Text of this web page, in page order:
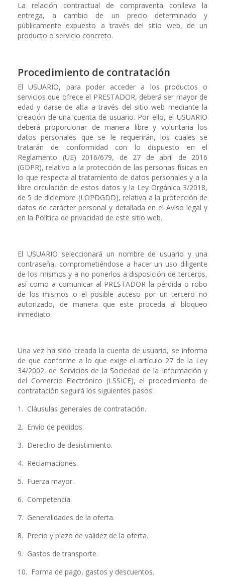
La relación contractual de compraventa conlleva la
entrega, a cambio de un precio determinado y
públicamente expuesto a través del sitio web, de un
producto o servicio concreto.
Procedimiento de contratación
El USUARIO, para poder acceder a los productos o
servicios que ofrece el PRESTADOR, deberá ser mayor de
edad y darse de alta a través del sitio web mediante la
creación de una cuenta de usuario. Por ello, el USUARIO
deberá proporcionar de manera libre y voluntaria los
datos personales que se le requerirán, los cuales se
tratarán de conformidad con lo dispuesto en el
Reglamento (UE) 2016/679, de 27 de abril de 2016
(GDPR), relativo a la protección de las personas físicas en
lo que respecta al tratamiento de datos personales y a la
libre circulación de estos datos y la Ley Orgánica 3/2018,
de 5 de diciembre (LOPDGDD), relativa a la protección de
datos de carácter personal y detallada en el Aviso legal y
en la Política de privacidad de este sitio web.
El USUARIO seleccionará un nombre de usuario y una
contraseña, comprometiéndose a hacer un uso diligente
de los mismos y a no ponerlos a disposición de terceros,
así como a comunicar al PRESTADOR la pérdida o robo
de los mismos o el posible acceso por un tercero no
autorizado, de manera que este proceda al bloqueo
inmediato.
Una vez ha sido creada la cuenta de usuario, se informa
de que conforme a lo que exige el artículo 27 de la Ley
34/2002, de Servicios de la Sociedad de la Información y
del Comercio Electrónico (LSSICE), el procedimiento de
contratación seguirá los siguientes pasos:
1. Cláusulas generales de contratación.
2. Envío de pedidos.
3. Derecho de desistimiento.
4. Reclamaciones.
5. Fuerza mayor.
6. Competencia.
7. Generalidades de la oferta.
8. Precio y plazo de validez de la oferta.
9. Gastos de transporte.
10. Forma de pago, gastos y descuentos.